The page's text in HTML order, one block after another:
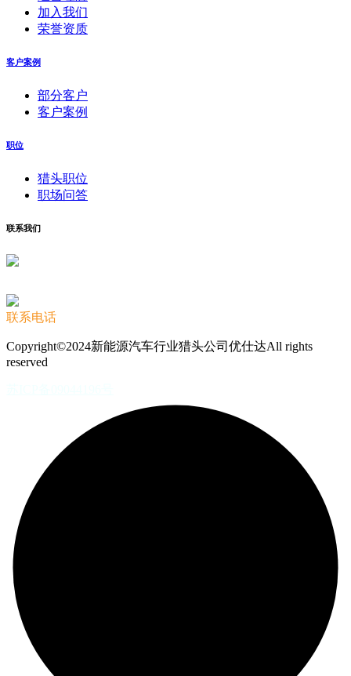
加入我们
荣誉资质
客户案例
部分客户
客户案例
职位
猎头职位
职场问答
联系我们
联系电话
Copyright©2024新能源汽车行业猎头公司优仕达All rights
reserved